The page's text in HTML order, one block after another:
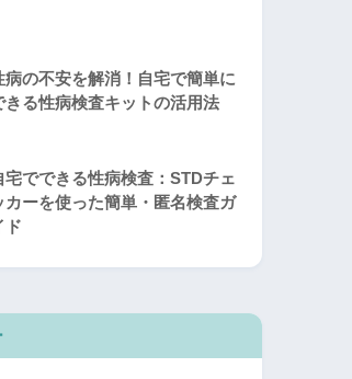
病の不安を解消！自宅で簡単に
きる性病検査キットの活用法
宅でできる性病検査：STDチェ
カーを使った簡単・匿名検査ガ
ド